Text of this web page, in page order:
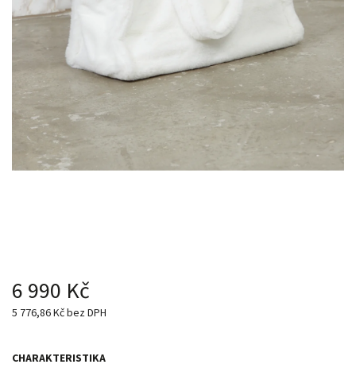
6 990 Kč
5 776,86 Kč bez DPH
CHARAKTERISTIKA